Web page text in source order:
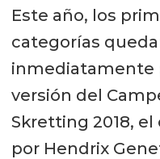
Este año, los
categorías
inmediatamente
versión del
Skretting 2018,
por Hendrix